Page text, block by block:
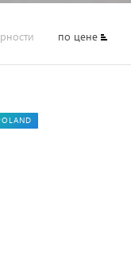
по цене